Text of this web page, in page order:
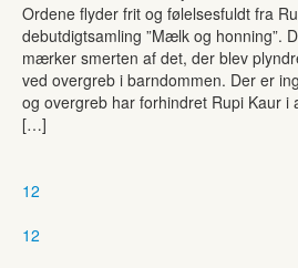
Ordene flyder frit og følelsesfuldt fra
debutdigtsamling ”Mælk og honning”.
mærker smerten af det, der blev
ved overgreb i barndommen. Der er
og overgreb har forhindret Rupi Kaur i
[…]
12
12